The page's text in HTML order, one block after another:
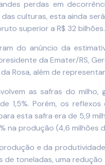
perdas em
culturas, esta ainda
superior a R$ 32 bilhões.
do anúncio da
da Emater/RS,
Rosa, além de
as safras do
1,5%. Porém, os
esta safra era de 5,9
na produção (4,6
e da
toneladas, uma